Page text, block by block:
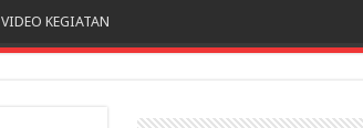
VIDEO KEGIATAN